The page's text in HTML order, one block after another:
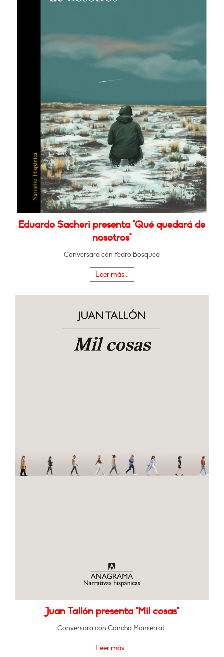
Eduardo Sacheri presenta "Qué quedará de
nosotros"
Conversará con Pedro Bosqued
Leer más...
Juan Tallón presenta "Mil cosas"
Conversará con Concha Monserrat.
Leer más...